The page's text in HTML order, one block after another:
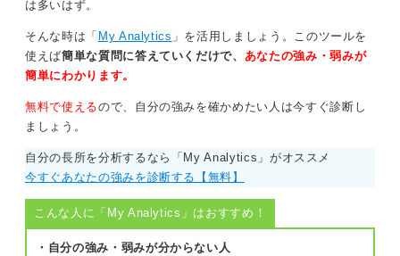
または、就活初期において試験を受けた会社から、同じ
時期に内定を得たという状態なのでしょうか。どちらに
せよ、そのような場合は実際に入社する先の企業を決め
入社後に納得できる企業かどうかを基準に見極める
ことが重要
就活において企業分析をしっかりされていたのであれば
そこまで問題ありませんが、もし自分と企業の相性をあ
は多いはず。
そんな時は「 My Analytics 」を活用しましょう。このツールを
使えば簡単な質問に答えていくだけで、 あなたの強み・弱みが
簡単にわかります。
無料で使えるので、自分の強みを確かめたい人は今すぐ診断し
ましょう。
自分の長所を分析するなら「My Analytics」がオススメ
今すぐあなたの強みを診断する【無料】
こんな人に「My Analytics」はおすすめ！
・自分の強み・弱みが分からない人